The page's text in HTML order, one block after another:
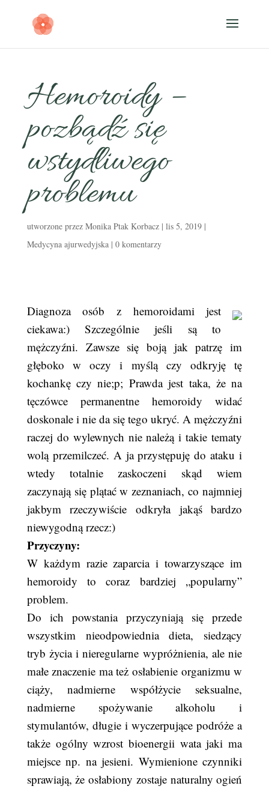
Hemoroidy –
pozbądź się
wstydliwego
problemu
utworzone przez Monika Ptak Korbacz| lis 5, 2019|
Medycyna ajurwedyjska| 0 komentarzy
Diagnoza osób z hemoroidami jest
ciekawa:) Szczególnie jeśli są to
mężczyźni. Zawsze się boją jak patrzę im
głęboko w oczy i myślą czy odkryję tę
kochankę czy nie;p; Prawda jest taka, że na
tęczówce permanentne hemoroidy widać
doskonale i nie da się tego ukryć. A mężczyźni
raczej do wylewnych nie należą i takie tematy
wolą przemilczeć. A ja przystępuję do ataku i
wtedy totalnie zaskoczeni skąd wiem
zaczynają się plątać w zeznaniach, co najmniej
jakbym rzeczywiście odkryła jakąś bardzo
niewygodną rzecz:)
Przyczyny:
W każdym razie zaparcia i towarzyszące im
hemoroidy to coraz bardziej „popularny”
problem.
Do ich powstania przyczyniają się przede
wszystkim nieodpowiednia dieta, siedzący
tryb życia i nieregularne wypróżnienia, ale nie
małe znaczenie ma też osłabienie organizmu w
ciąży, nadmierne współżycie seksualne,
nadmierne spożywanie alkoholu i
stymulantów, długie i wyczerpujące podróże a
także ogólny wzrost bioenergii wata jaki ma
miejsce np. na jesieni. Wymienione czynniki
sprawiają, że osłabiony zostaje naturalny ogień